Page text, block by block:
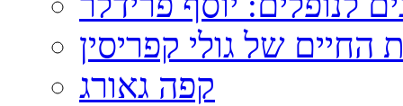
החיים של גולי קפריסין
קפה גאורג